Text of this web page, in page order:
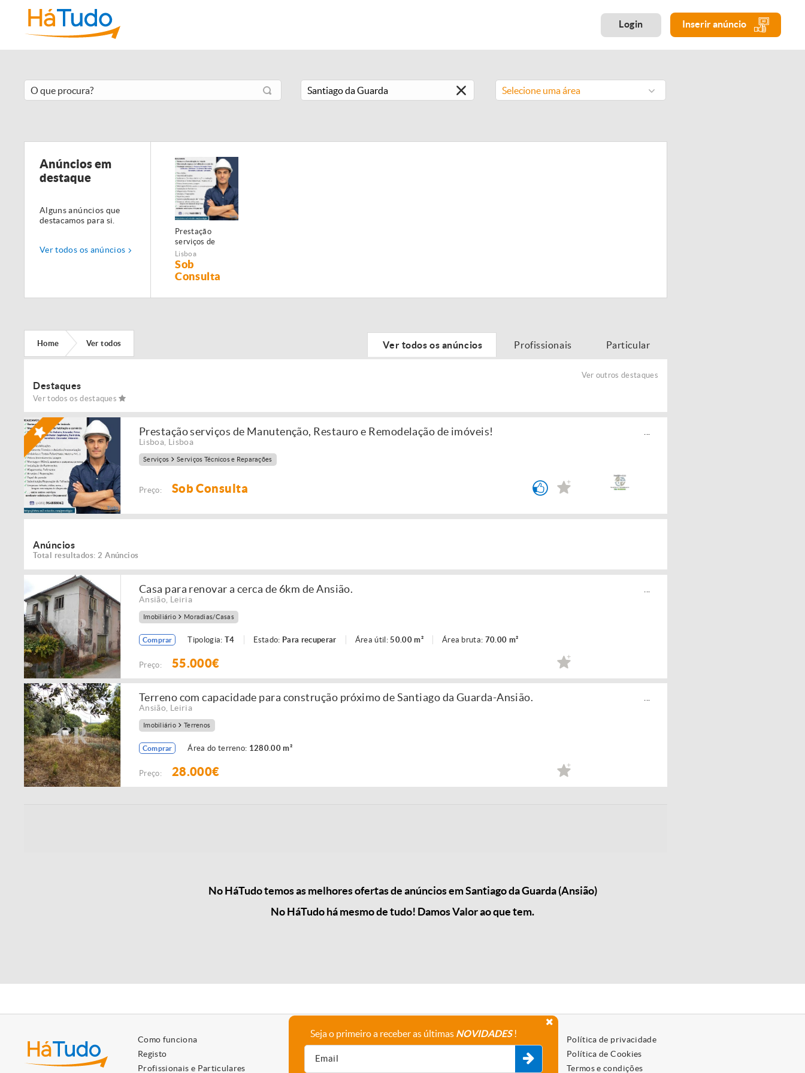
Login Inserir anúncio
Selecione uma área
Anúncios em
destaque
Alguns anúncios que
destacamos para si.
Ver todos os anúncios
Prestação
serviços de
Manutenção,
Restauro e
Remodelação de
imóveis!
Lisboa
Sob
Consulta
Home Ver todos Ver todos os anúncios Profissionais Particular
Ver outros destaques
Destaques
Ver todos os destaques
Prestação serviços de Manutenção, Restauro e Remodelação de imóveis!
Lisboa Lisboa
Serviços Serviços Técnicos e Reparações
Preço: Sob Consulta
Anúncios
Total resultados: 2 Anúncios
Casa para renovar a cerca de 6km de Ansião.
Ansião Leiria
Imobiliário Moradias/Casas
Comprar Tipologia: T4 Estado: Para recuperar Área útil:50.00 m² Área bruta: 70.00 m²
Preço: 55.000€
Terreno com capacidade para construção próximo de Santiago da Guarda-Ansião.
Ansião Leiria
Imobiliário Terrenos
Comprar Área do terreno: 1280.00 m²
Preço: 28.000€
No HáTudo temos as melhores ofertas de anúncios em Santiago da Guarda (Ansião)
No HáTudo há mesmo de tudo! Damos Valor ao que tem.
Como funciona
Registo
Profissionais e Particulares
A empresa
Política de privacidade
Política de Cookies
Termos e condições
Seja o primeiro a receber as últimas NOVIDADES!